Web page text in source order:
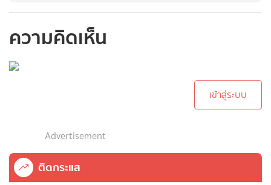
ความคิดเห็น
เข้าสู่ระบบ
Advertisement
ติดกระแส